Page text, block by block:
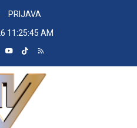
PRIJAVA
11:25:46 AM